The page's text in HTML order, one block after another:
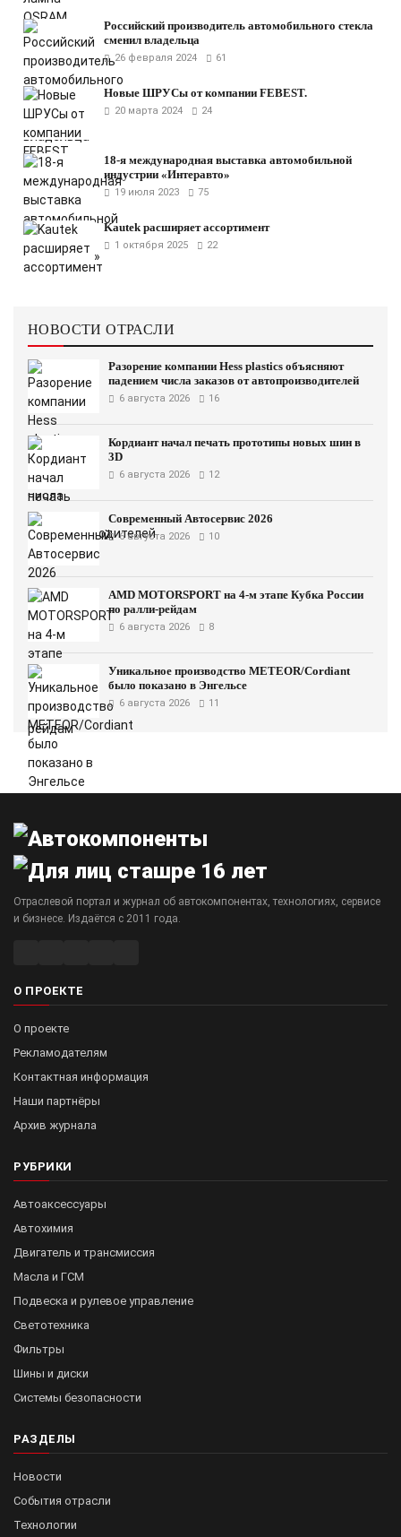
Российский производитель автомобильного стекла
сменил владельца
26 февраля 2024 61
Новые ШРУСы от компании FEBEST.
20 марта 2024 24
18-я международная выставка автомобильной
индустрии «Интеравто»
19 июля 2023 75
Kautek расширяет ассортимент
1 октября 2025 22
НОВОСТИ ОТРАСЛИ
Разорение компании Hess plastics объясняют
падением числа заказов от автопроизводителей
6 августа 2026 16
Кордиант начал печать прототипы новых шин в
3D
6 августа 2026 12
Современный Автосервис 2026
6 августа 2026 10
AMD MOTORSPORT на 4-м этапе Кубка России
по ралли-рейдам
6 августа 2026 8
Уникальное производство METEOR/Cordiant
было показано в Энгельсе
6 августа 2026 11
Отраслевой портал и журнал об автокомпонентах, технологиях, сервисе
и бизнесе. Издаётся с 2011 года.
О ПРОЕКТЕ
О проекте
Рекламодателям
Контактная информация
Наши партнёры
Архив журнала
РУБРИКИ
Автоаксессуары
Автохимия
Двигатель и трансмиссия
Масла и ГСМ
Подвеска и рулевое управление
Светотехника
Фильтры
Шины и диски
Системы безопасности
РАЗДЕЛЫ
Новости
События отрасли
Технологии